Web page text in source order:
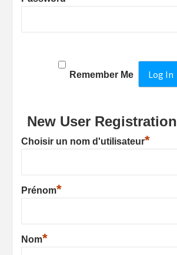
Remember Me
New User Registration
Choisir un nom d'utilisateur*
Prénom*
Nom*